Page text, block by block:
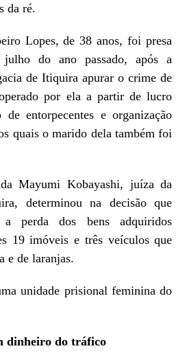
da ré.
Lopes, de 38 anos, foi presa
julho do ano passado, após a
de Itiquira apurar o crime de
por ela a partir de lucro
entorpecentes e organização
quais o marido dela também foi
Mayumi Kobayashi, juíza da
determinou na decisão que
a perda dos bens adquiridos
19 imóveis e três veículos que
e de laranjas.
unidade prisional feminina do
dinheiro do tráfico